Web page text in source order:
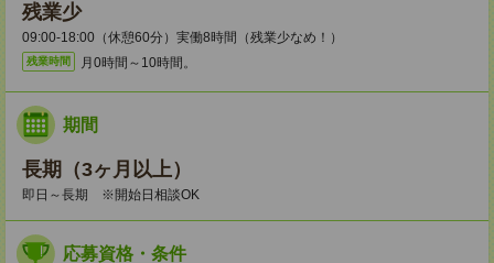
残業少
09:00-18:00（休憩60分）実働8時間（残業少なめ！）
残業時間 月0時間～10時間。
期間
長期（3ヶ月以上）
即日～長期 ※開始日相談OK
応募資格・条件